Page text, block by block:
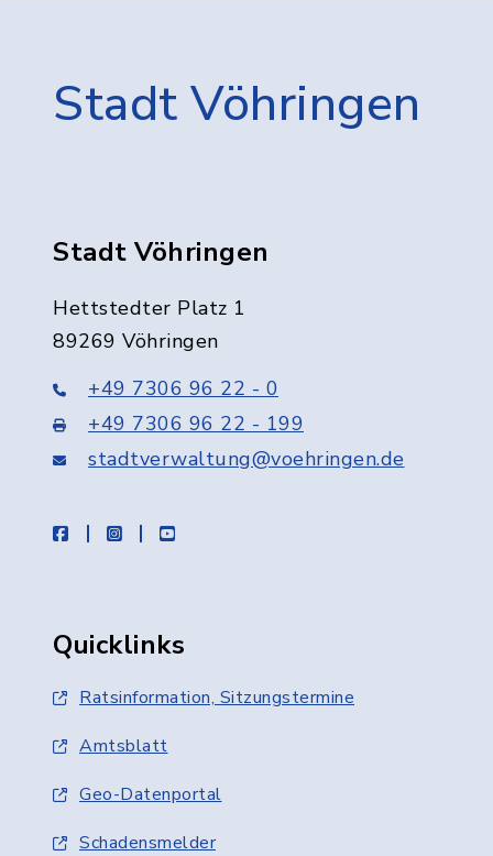
Stadt Vöhringen
Stadt Vöhringen
Hettstedter Platz 1
89269 Vöhringen
+49 7306 96 22 - 0
+49 7306 96 22 - 199
stadtverwaltung@voehringen.de
facebookinstagramyoutube
Quicklinks
Ratsinformation, Sitzungstermine
Amtsblatt
Geo-Datenportal
Schadensmelder